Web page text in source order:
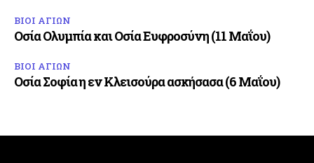
ΒΙΟΙ ΑΓΙΩΝ
Οσία Ολυμπία και Οσία Ευφροσύνη (11 Μαΐου)
ΒΙΟΙ ΑΓΙΩΝ
Οσία Σοφία η εν Κλεισούρα ασκήσασα (6 Μαΐου)